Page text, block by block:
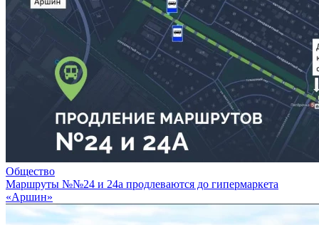
Общество
Маршруты №№24 и 24а продлеваются до гипермаркета
«Аршин»